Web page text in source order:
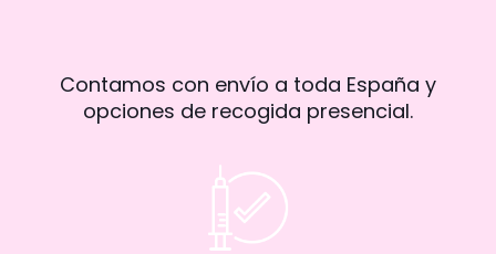
Contamos con envío a toda España y
opciones de recogida presencial.